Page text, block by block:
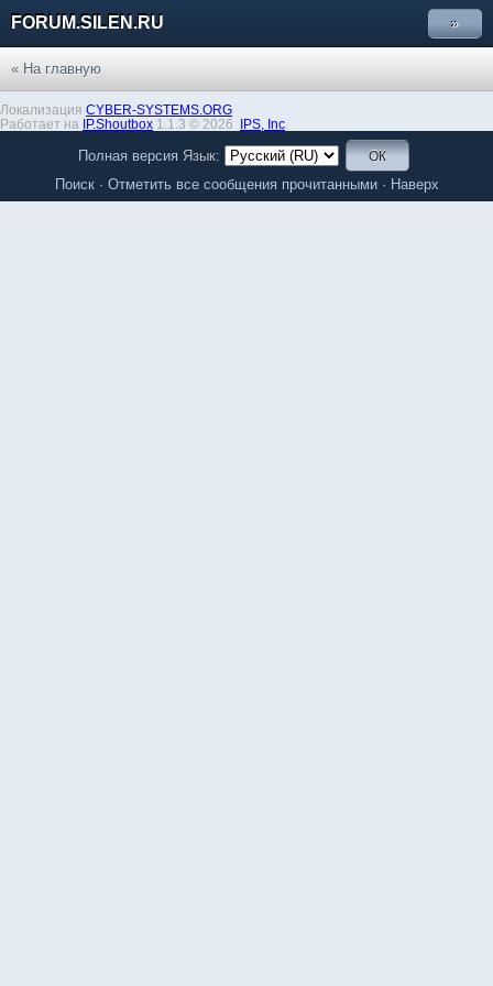
FORUM.SILEN.RU »
« На главную
Локализация CYBER-SYSTEMS.ORG
Работает на IP.Shoutbox 1.1.3 © 2026 IPS, Inc
Полная версия Язык:
Поиск· Отметить все сообщения прочитанными· Наверх